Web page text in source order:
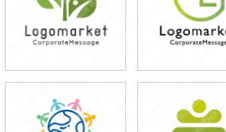
49,800円
(税込54,780円)
49,800円
(税込54,780円)